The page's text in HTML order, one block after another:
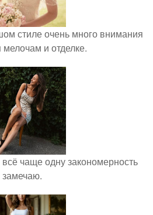
стиле очень много внимания
мелочам и отделке.
чаще одну закономерность
замечаю.